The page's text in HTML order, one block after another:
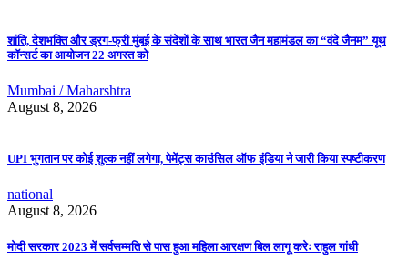
शांति, देशभक्ति और ड्रग-फ्री मुंबई के संदेशों के साथ भारत जैन महामंडल का “वंदे जैनम” यूथ
कॉन्सर्ट का आयोजन 22 अगस्त को
Mumbai / Maharshtra
August 8, 2026
UPI भुगतान पर कोई शुल्क नहीं लगेगा, पेमेंट्स काउंसिल ऑफ इंडिया ने जारी किया स्पष्टीकरण
national
August 8, 2026
मोदी सरकार 2023 में सर्वसम्मति से पास हुआ महिला आरक्षण बिल लागू करेः राहुल गांधी